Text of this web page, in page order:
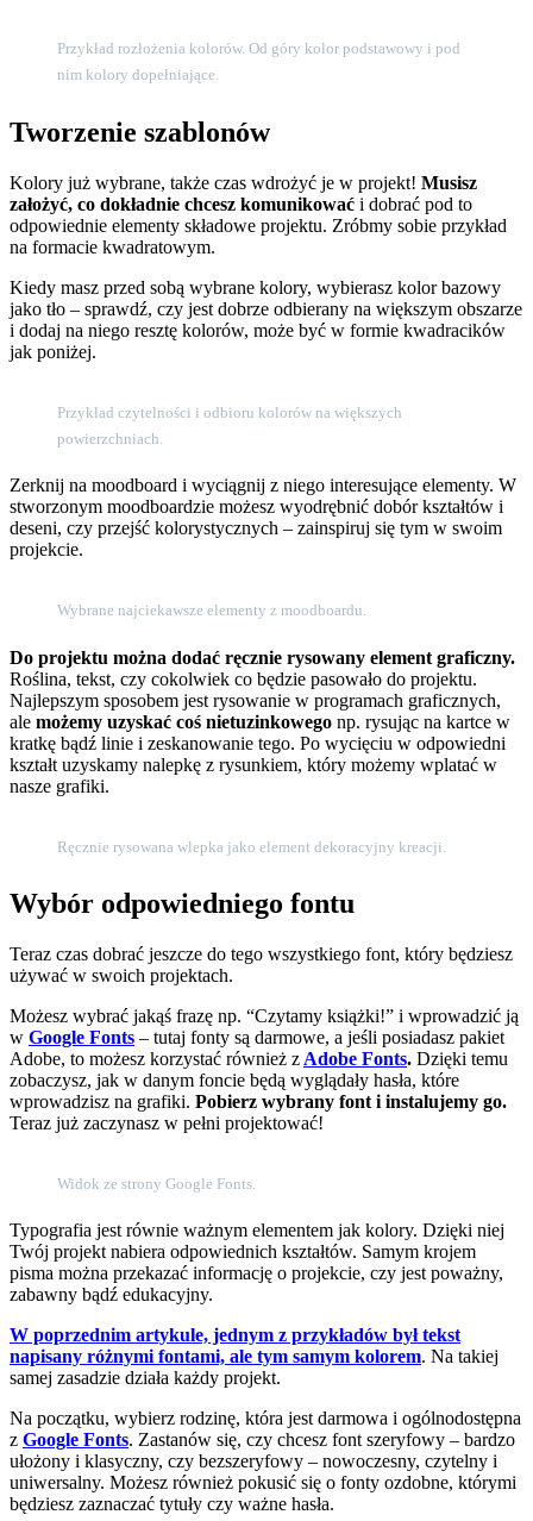
Przykład rozłożenia kolorów. Od góry kolor podstawowy i pod
nim kolory dopełniające.
Tworzenie szablonów
Kolory już wybrane, także czas wdrożyć je w projekt! Musisz
założyć, co dokładnie chcesz komunikować i dobrać pod to
odpowiednie elementy składowe projektu. Zróbmy sobie przykład
na formacie kwadratowym.
Kiedy masz przed sobą wybrane kolory, wybierasz kolor bazowy
jako tło – sprawdź, czy jest dobrze odbierany na większym obszarze
i dodaj na niego resztę kolorów, może być w formie kwadracików
jak poniżej.
Przykład czytelności i odbioru kolorów na większych
powierzchniach.
Zerknij na moodboard i wyciągnij z niego interesujące elementy. W
stworzonym moodboardzie możesz wyodrębnić dobór kształtów i
deseni, czy przejść kolorystycznych – zainspiruj się tym w swoim
projekcie.
Wybrane najciekawsze elementy z moodboardu.
Do projektu można dodać ręcznie rysowany element graficzny.
Roślina, tekst, czy cokolwiek co będzie pasowało do projektu.
Najlepszym sposobem jest rysowanie w programach graficznych,
ale możemy uzyskać coś nietuzinkowego np. rysując na kartce w
kratkę bądź linie i zeskanowanie tego. Po wycięciu w odpowiedni
kształt uzyskamy nalepkę z rysunkiem, który możemy wplatać w
nasze grafiki.
Ręcznie rysowana wlepka jako element dekoracyjny kreacji.
Wybór odpowiedniego fontu
Teraz czas dobrać jeszcze do tego wszystkiego font, który będziesz
używać w swoich projektach.
Możesz wybrać jakąś frazę np. “Czytamy książki!” i wprowadzić ją
w Google Fonts – tutaj fonty są darmowe, a jeśli posiadasz pakiet
Adobe, to możesz korzystać również z Adobe Fonts. Dzięki temu
zobaczysz, jak w danym foncie będą wyglądały hasła, które
wprowadzisz na grafiki. Pobierz wybrany font i instalujemy go.
Teraz już zaczynasz w pełni projektować!
Widok ze strony Google Fonts.
Typografia jest równie ważnym elementem jak kolory. Dzięki niej
Twój projekt nabiera odpowiednich kształtów. Samym krojem
pisma można przekazać informację o projekcie, czy jest poważny,
zabawny bądź edukacyjny.
W poprzednim artykule, jednym z przykładów był tekst
napisany różnymi fontami, ale tym samym kolorem. Na takiej
samej zasadzie działa każdy projekt.
Na początku, wybierz rodzinę, która jest darmowa i ogólnodostępna
z Google Fonts. Zastanów się, czy chcesz font szeryfowy – bardzo
ułożony i klasyczny, czy bezszeryfowy – nowoczesny, czytelny i
uniwersalny. Możesz również pokusić się o fonty ozdobne, którymi
będziesz zaznaczać tytuły czy ważne hasła.